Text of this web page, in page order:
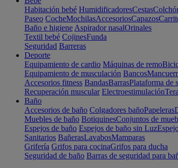
Habitación bebé HumidificadoresCestas
Paseo CocheMochilasAccesoriosCapazos
Baño e higiene Aspirador nasalOrinales
Textil bebé CojinesFunda
Seguridad Barreras
Deporte
Equipamiento de cardio Máquinas de remo
Equipamiento de musculación Bancos
Accesorios fitness BandasBarrasPlataforma de
Recuperación muscular Electroestimulación
Baño
Accesorios de baño Colgadores bañoPapeleras
Muebles de baño BotiquinesConjuntos de
Espejos de baño Espejos de baño sin Luz
Sanitarios BañerasLavabosMamparas
Grifería Grifos para cocinaGrifos para ducha
Seguridad de baño Barras de seguridad para